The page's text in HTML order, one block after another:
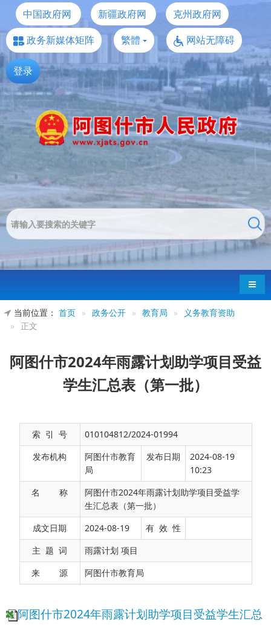
中国政府网 新疆政府网
克州政府网
政务新媒体矩阵
繁體 网站无障碍
登录
导航
当前位置： 首页 » 政务公开 » 教育局 »
义务教育资助
»
正文
阿图什市2024年雨露计划助学项目受益
学生汇总表（第一批）
索 引 号
010104812/2024-01994
发布机构
阿图什市教育
局
发布日期
2024-08-19
10:23
名 称
阿图什市2024年雨露计划助学项目受益学
生汇总表（第一批）
成文日期
2024-08-19
有 效 性
主 题 词
雨露计划 项目
来 源
阿图什市教育局
阿图什市2024年雨露计划助学项目受益学生汇总
表（第一批）